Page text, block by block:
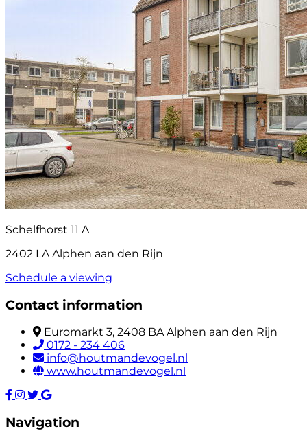
Schelfhorst 11 A
2402 LA Alphen aan den Rijn
Schedule a viewing
Contact information
Euromarkt 3, 2408 BA Alphen aan den Rijn
0172 - 234 406
info@houtmandevogel.nl
www.houtmandevogel.nl
Navigation